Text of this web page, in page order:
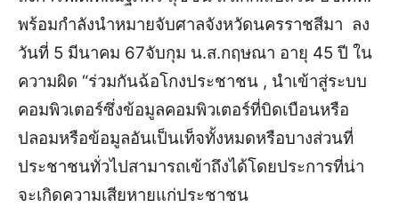
พร้อมกำลังนำหมายจับศาลจังหวัดนครราชสีมา ลง
วันที่ 5 มีนาคม 67จับกุม น.ส.กฤษณา อายุ 45 ปี ใน
ความผิด “ร่วมกันฉ้อโกงประชาชน , นำเข้าสู่ระบบ
คอมพิวเตอร์ซึ่งข้อมูลคอมพิวเตอร์ที่บิดเบือนหรือ
ปลอมหรือข้อมูลอันเป็นเท็จทั้งหมดหรือบางส่วนที่
ประชาชนทั่วไปสามารถเข้าถึงได้โดยประการที่น่า
จะเกิดความเสียหายแก่ประชาชน